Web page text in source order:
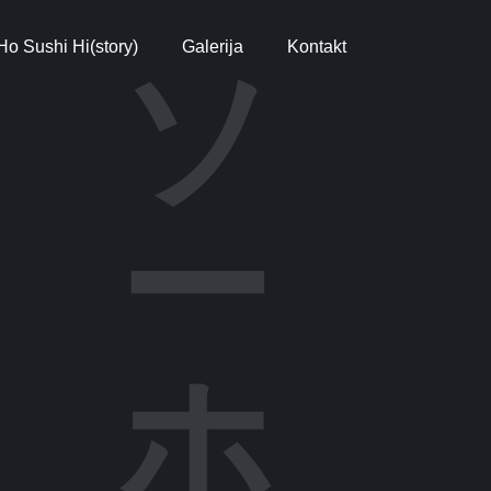
Sushi Hi(story) Galerija Kontakt
ソ
ー
ホ